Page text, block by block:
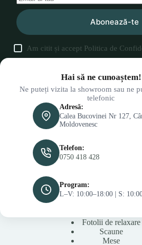
Abonează-te
Am citit și accept Politica de
Hai să ne cunoaștem!
Ne puteți vizita la showroom sau ne
telefonic
Adresă:
Calea Bucovinei Nr 127,
Moldovenesc
Telefon:
0750 418 428
Program:
L–V: 10:00–18:00 | S:
Fotolii de relaxare
Scaune
Mese